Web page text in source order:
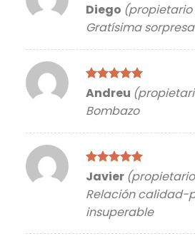
Valorado
con5 de 5
Diego
Gratísima sorpresa
Valorado
de 5
Andreu
Bombazo
Valorado
con 5 de 5
Javier
Relación calidad-
insuperable